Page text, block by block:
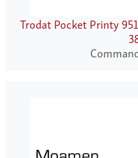
Trodat Pocket Printy